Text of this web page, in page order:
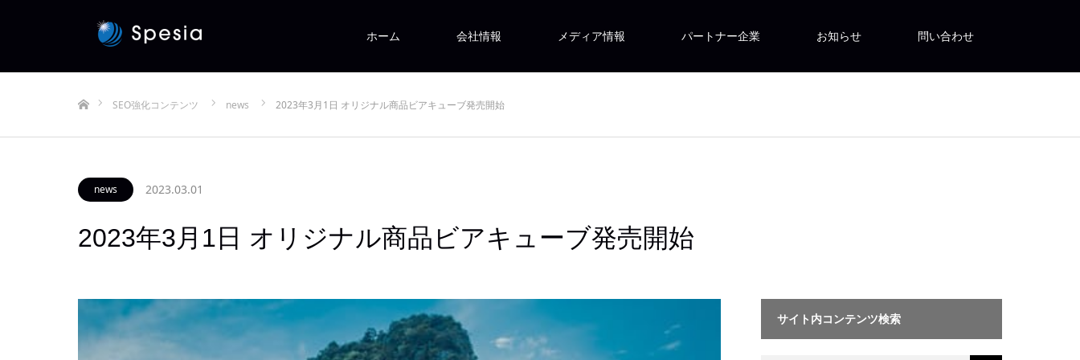
ホーム 会社情報 メディア情報 パートナー企業 お知らせ 問い合わせ
SEO強化コンテンツ
news 2023年3月1日 オリジナル商品ビアキューブ発売開始
news 2023.03.01
2023年3月1日 オリジナル商品ビアキューブ発売開始
サイト内コンテンツ検索